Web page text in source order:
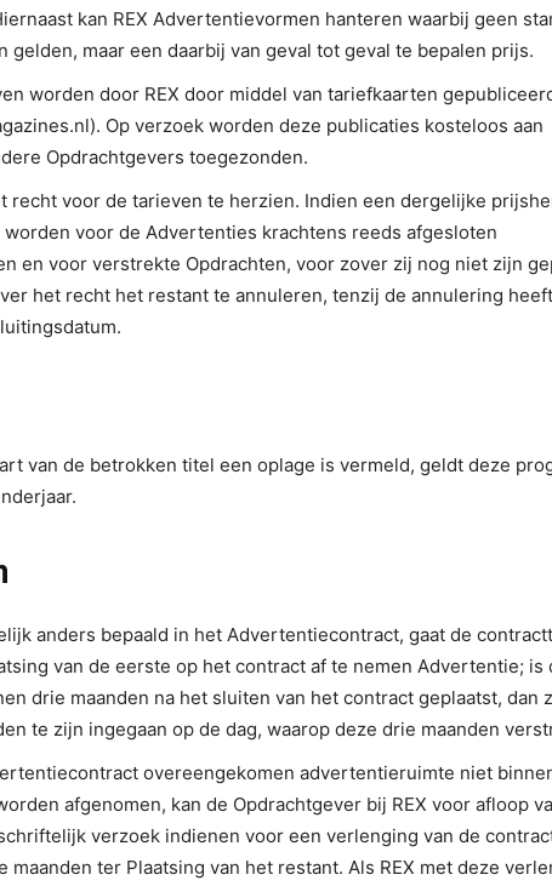
kan REX Advertentievormen hanteren waarbij geen
gelden, maar een daarbij van geval tot geval te bepalen prijs.
worden door REX door middel van tariefkaarten
Op verzoek worden deze publicaties kosteloos aan
Opdrachtgevers toegezonden.
recht voor de tarieven te herzien. Indien een dergelijke
voor de Advertenties krachtens reeds afgesloten
en voor verstrekte Opdrachten, voor zover zij nog niet zijn
het recht het restant te annuleren, tenzij de annulering heeft
van de betrokken titel een oplage is vermeld, geldt deze
anders bepaald in het Advertentiecontract, gaat de
van de eerste op het contract af te nemen Advertentie; is
drie maanden na het sluiten van het contract geplaatst, dan
te zijn ingegaan op de dag, waarop deze drie maanden
overeengekomen advertentieruimte niet
afgenomen, kan de Opdrachtgever bij REX voor afloop
verzoek indienen voor een verlenging van de
maanden ter Plaatsing van het restant. Als REX met deze